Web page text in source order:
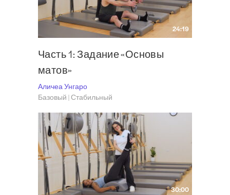
24:19
Часть 1: Задание «Основы
матов»
Аличеа Унгаро
Базовый | Стабильный
30:00